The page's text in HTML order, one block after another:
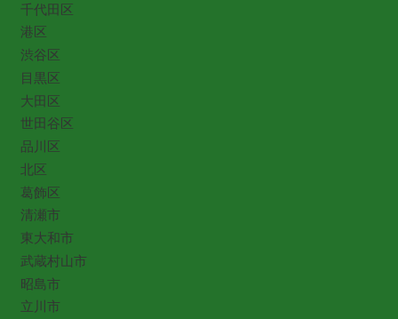
千代田区
港区
渋谷区
目黒区
大田区
世田谷区
品川区
北区
葛飾区
清瀬市
東大和市
武蔵村山市
昭島市
立川市